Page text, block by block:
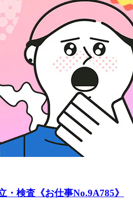
・検査《お仕事No.9A785》